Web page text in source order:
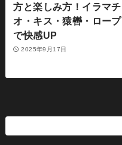
方と楽しみ方！イラマチ
オ・キス・猿轡・ロープ
で快感UP
2025年9月17日